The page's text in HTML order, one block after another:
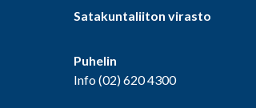
Satakuntaliiton virasto
Puhelin
Info(02) 620 4300